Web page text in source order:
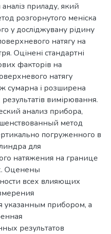
приладу, який
розгорнутого меніска
у досліджувану рідину
натягу на
Оцінені стандартні
факторів на
натягу
сумарна і розширена
вимірювання.
анализ прибора,
метод
погруженного в
для
натяжения на границе
Оценены
всех влияющих
указанным прибором, а
результатов